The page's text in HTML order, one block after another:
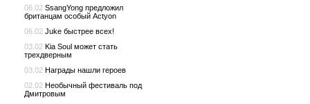
06.02 SsangYong предложил
британцам особый Actyon
06.02 Juke быстрее всех!
03.02 Kia Soul может стать
трехдверным
03.02 Награды нашли героев
02.02 Необычный фестиваль под
Дмитровым